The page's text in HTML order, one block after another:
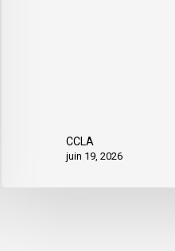
CCLA
juin 19, 2026